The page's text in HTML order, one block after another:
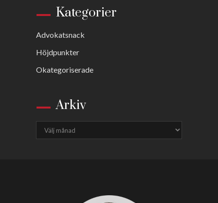
Kategorier
Advokatsnack
Höjdpunkter
Okategoriserade
Arkiv